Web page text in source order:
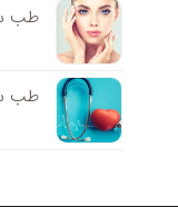
طب
طب